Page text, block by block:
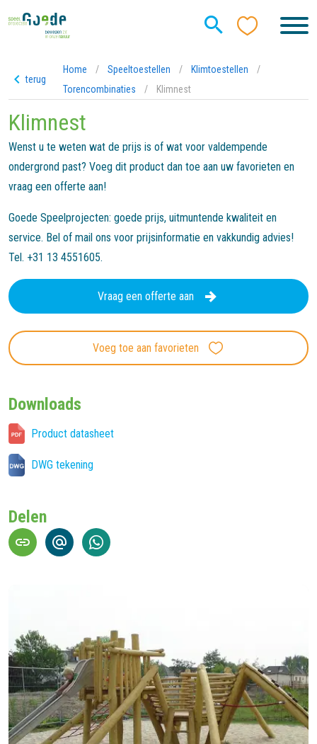
terug
Home / Speeltoestellen / Klimtoestellen
/
Torencombinaties
/ Klimnest
Klimnest
Wenst u te weten wat de prijs is of wat voor valdempende
ondergrond past? Voeg dit product dan toe aan uw favorieten en
vraag een offerte aan!
Goede Speelprojecten: goede prijs, uitmuntende kwaliteit en
service. Bel of mail ons voor prijsinformatie en vakkundig advies!
Tel. +31 13 4551605.
Vraag een offerte aan
Voeg toe aan favorieten
Downloads
Product datasheet
DWG tekening
Delen